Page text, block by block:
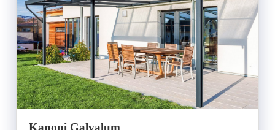
Kanopi Galvalum